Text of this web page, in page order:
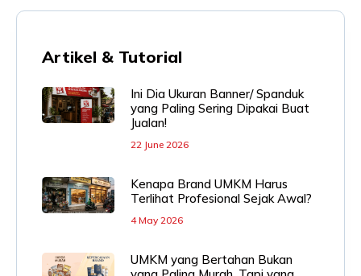
Artikel & Tutorial
Ini Dia Ukuran Banner/ Spanduk
yang Paling Sering Dipakai Buat
Jualan!
22 June 2026
Kenapa Brand UMKM Harus
Terlihat Profesional Sejak Awal?
4 May 2026
UMKM yang Bertahan Bukan